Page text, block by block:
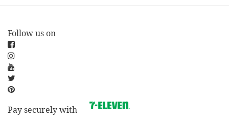
Follow us on
Pay securely with